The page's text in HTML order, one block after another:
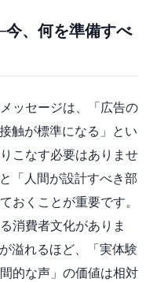
、何を準備すべ
ッセージは、「広告の
触が標準になる」とい
こなす必要はありませ
「人間が設計すべき部
おくことが重要です。
消費者文化がありま
溢れるほど、「実体験
的な声」の価値は相対